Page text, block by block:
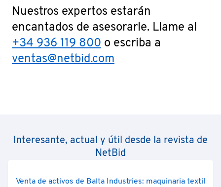
Nuestros expertos estarán
encantados de asesorarle. Llame al
+34 936 119 800 o escriba a
ventas@netbid.com
Interesante, actual y útil desde la revista de
NetBid
Venta de activos de Balta Industries: maquinaria textil